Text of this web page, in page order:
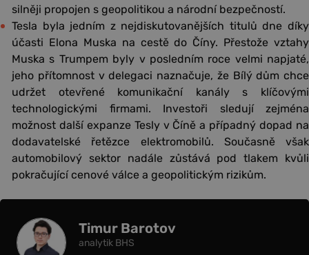
silněji propojen s geopolitikou a národní bezpečností.
Tesla byla jedním z nejdiskutovanějších titulů dne díky
účasti Elona Muska na cestě do Číny. Přestože vztahy
Muska s Trumpem byly v posledním roce velmi napjaté,
jeho přítomnost v delegaci naznačuje, že Bílý dům chce
udržet otevřené komunikační kanály s klíčovými
technologickými firmami. Investoři sledují zejména
možnost další expanze Tesly v Číně a případný dopad na
dodavatelské řetězce elektromobilů. Současně však
automobilový sektor nadále zůstává pod tlakem kvůli
pokračující cenové válce a geopolitickým rizikům.
Timur Barotov
analytik BHS